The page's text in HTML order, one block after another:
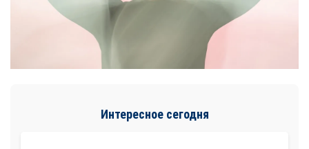
Интересное сегодня